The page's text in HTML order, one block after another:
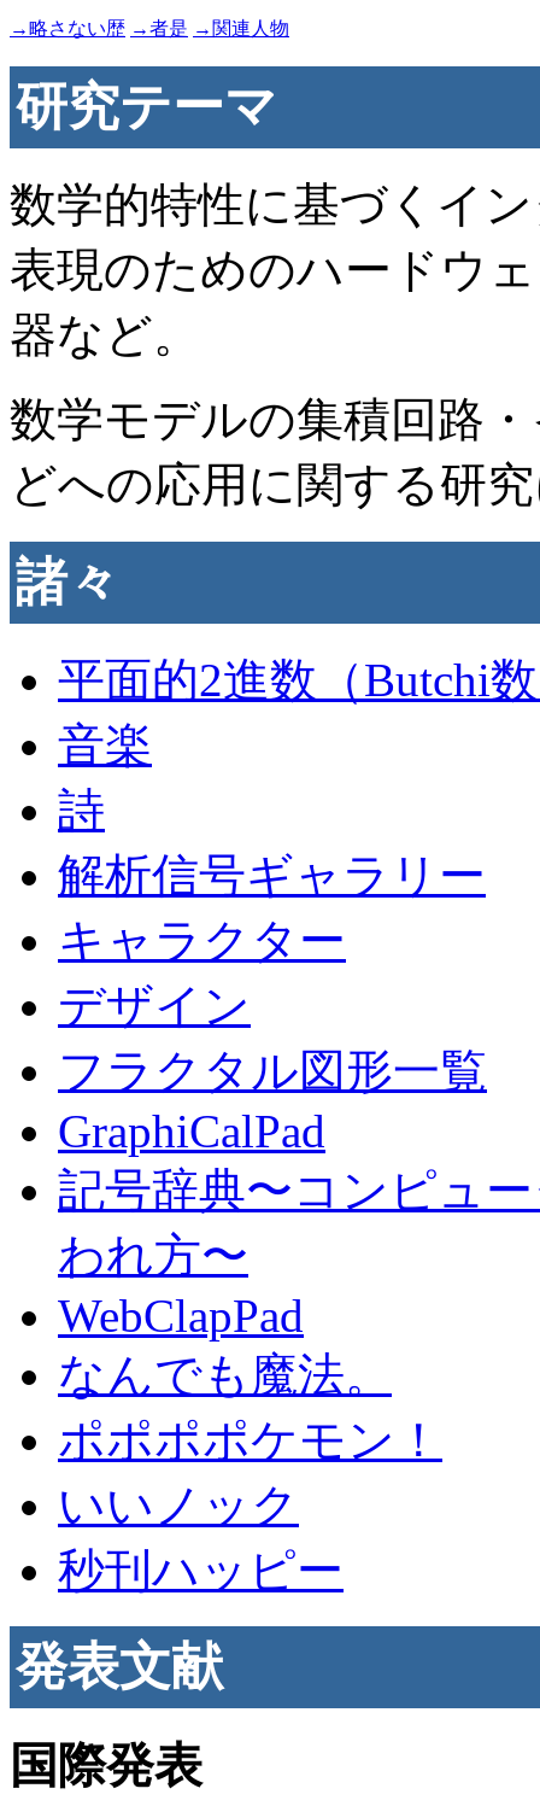
→略さない歴 →者是 →関連人物
研究テーマ
数学的特性に基づくイ
表現のためのハードウ
器など。
数学モデルの集積回路
どへの応用に関する研
諸々
平面的2進数（Butchi
音楽
詩
解析信号ギャラリー
キャラクター
デザイン
フラクタル図形一覧
GraphiCalPad
記号辞典〜コンピュ
われ方〜
WebClapPad
なんでも魔法。
ポポポポケモン！
いいノック
秒刊ハッピー
発表文献
国際発表